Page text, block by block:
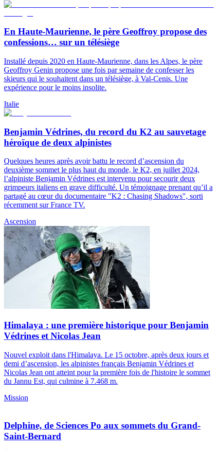
En Haute-Maurienne, le père Geoffroy propose des
confessions… sur un télésiège
Installé depuis 2020 en Haute-Maurienne, dans les Alpes, le père
Geoffroy Genin propose une fois par semaine de confesser les
skieurs qui le souhaitent dans un télésiège, à Val-Cenis. Une
expérience pour le moins insolite.
Italie
Benjamin Védrines, du record du K2 au sauvetage
héroïque de deux alpinistes
Quelques heures après avoir battu le record d’ascension du
deuxième sommet le plus haut du monde, le K2, en juillet 2024,
l’alpiniste Benjamin Védrines est intervenu pour secourir deux
grimpeurs italiens en grave difficulté. Un témoignage prenant qu’il a
partagé au cœur du documentaire "K2 : Chasing Shadows", sorti
récemment sur France TV.
Ascension
Himalaya : une première historique pour Benjamin
Védrines et Nicolas Jean
Nouvel exploit dans l'Himalaya. Le 15 octobre, après deux jours et
demi d’ascension, les alpinistes français Benjamin Védrines et
Nicolas Jean ont atteint pour la première fois de l'histoire le sommet
du Jannu Est, qui culmine à 7.468 m.
Mission
Delphine, de Sciences Po aux sommets du Grand-
Saint-Bernard